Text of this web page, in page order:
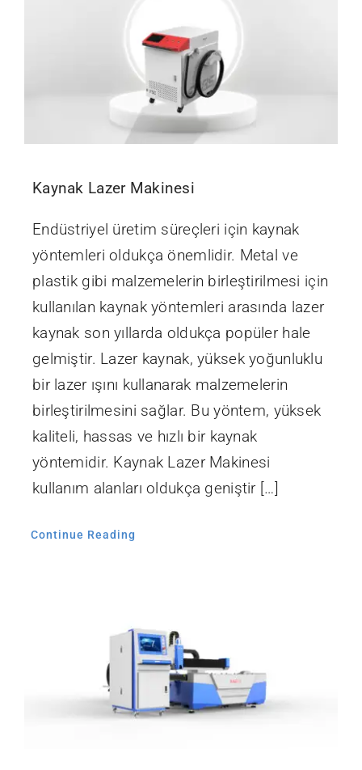
Kaynak Lazer Makinesi
Endüstriyel üretim süreçleri için kaynak
yöntemleri oldukça önemlidir. Metal ve
plastik gibi malzemelerin birleştirilmesi için
kullanılan kaynak yöntemleri arasında lazer
kaynak son yıllarda oldukça popüler hale
gelmiştir. Lazer kaynak, yüksek yoğunluklu
bir lazer ışını kullanarak malzemelerin
birleştirilmesini sağlar. Bu yöntem, yüksek
kaliteli, hassas ve hızlı bir kaynak
yöntemidir. Kaynak Lazer Makinesi
kullanım alanları oldukça geniştir […]
Continue Reading